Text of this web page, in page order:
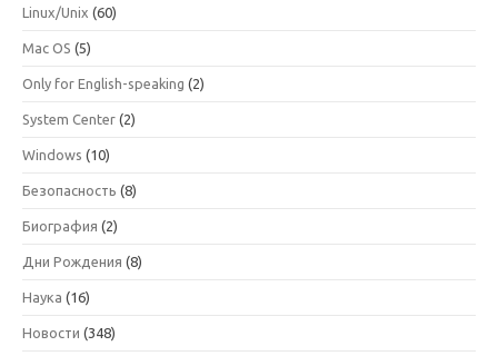
Linux/Unix (60)
Mac OS (5)
Only for English-speaking (2)
System Center (2)
Windows (10)
Безопасность (8)
Биография (2)
Дни Рождения (8)
Наука (16)
Новости (348)